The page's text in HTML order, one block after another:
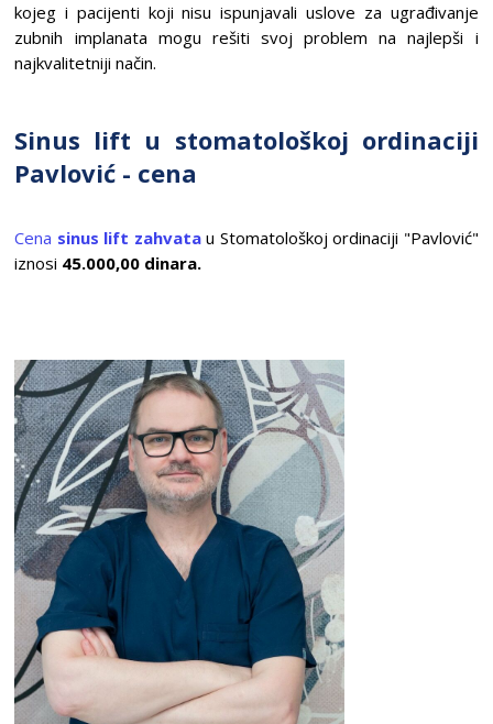
kojeg i pacijenti koji nisu ispunjavali uslove za ugrađivanje
zubnih implanata mogu rešiti svoj problem na najlepši i
najkvalitetniji način.
Sinus lift u stomatološkoj ordinaciji
Pavlović - cena
Cena sinus lift zahvata u Stomatološkoj ordinaciji "Pavlović"
iznosi 45.000,00 dinara.